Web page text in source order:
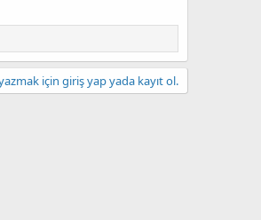
için giriş yap yada kayıt ol.